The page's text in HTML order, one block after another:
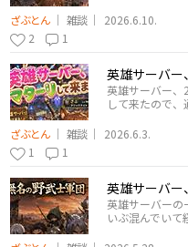
ざぶとん
雑談
2026.6.10.
2
1
英雄サーバー
英雄サーバー
して来たので
ざぶとん
雑談
2026.6.3.
1
1
英雄サーバー
英雄サーバーの
いぶ混んでい